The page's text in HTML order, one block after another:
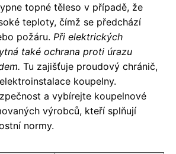
topné těleso v případě, že
teploty, čímž se předchází
požáru. Při elektrických
také ochrana proti úrazu
Tu zajišťuje proudový chránič,
koupelny.
a vybírejte koupelnové
výrobců, kteří splňují
normy.